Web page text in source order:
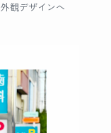
観デザインへ